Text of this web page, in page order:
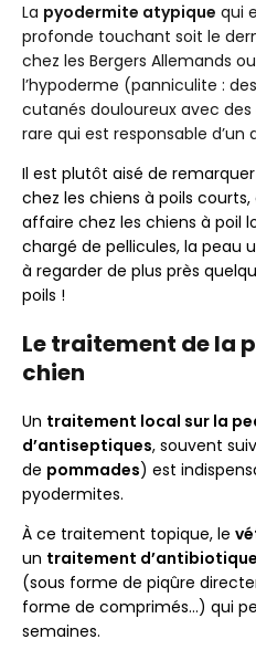
La pyodermite atypique qui
profonde touchant soit le
chez les Bergers Allemands
l’hypoderme (panniculite :
cutanés douloureux avec
rare qui est responsable d’un
Il est plutôt aisé de
chez les chiens à poils
affaire chez les chiens à poil
chargé de pellicules, la peau
à regarder de plus près
poils !
Le traitement de la
chien
Un traitement local sur la
d’antiseptiques, souvent
de pommades) est
pyodermites.
À ce traitement topique, le
un traitement
(sous forme de piqûre
forme de comprimés…) qui
semaines.